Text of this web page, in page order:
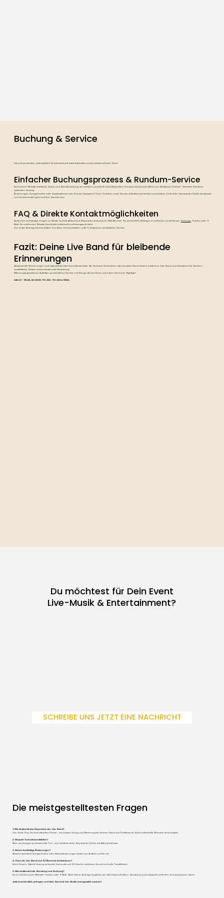
Buchung & Service
Schnell, persönlich, unkompliziert: So planst du mit Listen2 stressfrei und professionell dein Event.
Einfacher Buchungsprozess & Rundum-Service
Auf unserer Website wählst du Datum und Bandbesetzung, wir melden uns zeitnah mit individuellem Konzept. Gemeinsam klären wir Stil, Ablauf, Technik – Schritt für Schritt zur
optimalen Lösung.
Änderungen, Songwünsche oder Zusatzoptionen wie DJ oder Saxophon? Kein Problem, unser Service ist flexibel, persönlich und effizient. Technik für Events jeder Größe ist inklusive
und du kannst dich ganz auf dein Event freuen.
FAQ & Direkte Kontaktmöglichkeiten
Antworten auf häufige Fragen zu Musik, Technik, Ablauf und Repertoire findest du im FAQ-Bereich. Für persönliche Anliegen erreichst du uns direkt: per Formular, Telefon oder E-
Mail. Ein erfahrener Musiker berät dich individuell und lösungsorientiert.
Von erster Anfrage bis zum letzten Ton: klare Kommunikation, volle Transparenz, verlässlicher Service.
Fazit: Deine Live Band für bleibende
Erinnerungen
Musik schafft Erinnerungen und Listen2 liefert den Soundtrack dafür. Ob Hochzeit, Firmenfeier oder kreatives Event: Unsere erfahrene Live Band und DJs stehen für Emotion,
musikalische Klasse und professionelle Umsetzung.
Mit energiegeladenen Auftritten, persönlichem Service und Songs, die berühren, wird dein Event zum Highlight.
Listen2 – Musik, die bleibt. Für dich. Für deine Gäste.
Du möchtest für Dein Event
Live-Musik & Entertainment?
SCHREIBE UNS JETZT EINE NACHRICHT
Die meistgestelltesten Fragen
1. Wie flexibel ist das Repertoire der Live Band?
Von Rock, Pop, Soul bis aktuellen Charts – wir passen Songs und Stimmung live deinem Event und Publikum an. Auch individuelle Wünsche sind möglich.
2. Muss ich Technik bereitstellen?
Nein, wir bringen professionelle Ton- und Lichttechnik für Events jeder Größe mit. Alles ist inklusive.
3. Gehen kurzfristige Änderungen?
Absolut, spontane Songwünsche oder Ablaufänderungen setzen wir flexibel und live um.
4. Kann ich Live Band und DJ-Elemente kombinieren?
Gern! Unsere Hybrid-Lösung verbindet Livemusik und DJ-Sets für nahtlosen Sound und volle Tanzflächen.
5. Wie funktioniert die Beratung und Buchung?
Du erreichst uns per Website, Telefon oder E-Mail. Nach deiner Anfrage begleiten wir dich mit persönlicher Beratung und maßgeschneidertem Konzept bis zum Event.
Jetzt unverbindlich anfragen und dein Event mit Live Musik unvergesslich machen!